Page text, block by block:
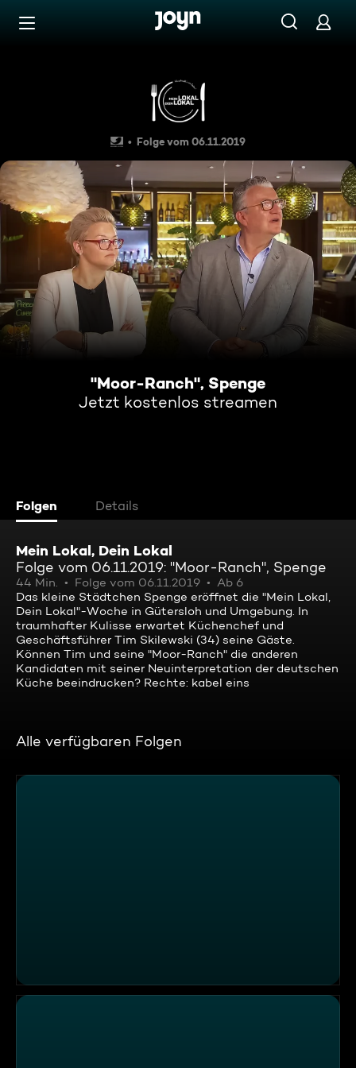
Zum Inhalt springen
"Moor-Ranch", Spenge
Folge vom 06.11.2019
"Moor-Ranch", Spenge
Jetzt kostenlos streamen
Folgen Details
Mein Lokal, Dein Lokal
Folge vom 06.11.2019: "Moor-Ranch", Spenge
44 Min. Folge vom 06.11.2019
Ab 6
Das kleine Städtchen Spenge eröffnet die "Mein Lokal,
Dein Lokal"-Woche in Gütersloh und Umgebung. In
traumhafter Kulisse erwartet Küchenchef und
Geschäftsführer Tim Skilewski (34) seine Gäste.
Können Tim und seine "Moor-Ranch" die anderen
Kandidaten mit seiner Neuinterpretation der deutschen
Küche beeindrucken? Rechte: kabel eins
Alle verfügbaren Folgen
"Forsthaus Dechsendorf", Erlangen-Dechsendorf